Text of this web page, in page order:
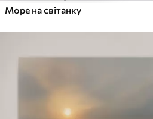
Море на світанку